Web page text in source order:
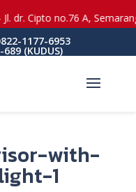
1177-6953
(KUDUS)
with-
1
dr. Cipto no.76 A,